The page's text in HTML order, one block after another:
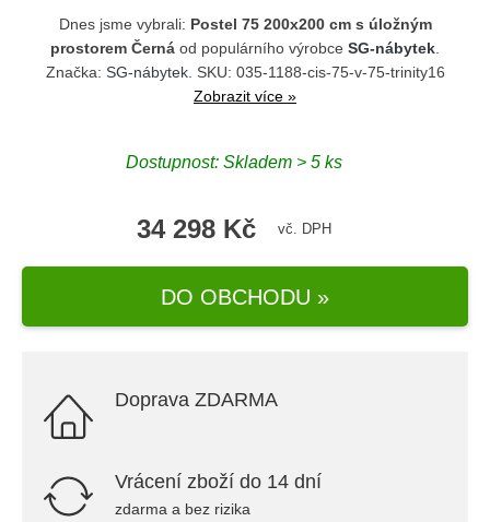
Dnes jsme vybrali: Postel 75 200x200 cm s úložným
prostorem Černá od populárního výrobce SG-nábytek
Značka: SG-nábytek. SKU: 035-1188-cis-75-v-75-trinity16
Zobrazit více »
Dostupnost: Skladem > 5 ks
34 298 Kč vč. DPH
DO OBCHODU »
Doprava ZDARMA
Vrácení zboží do 14 dní
zdarma a bez rizika